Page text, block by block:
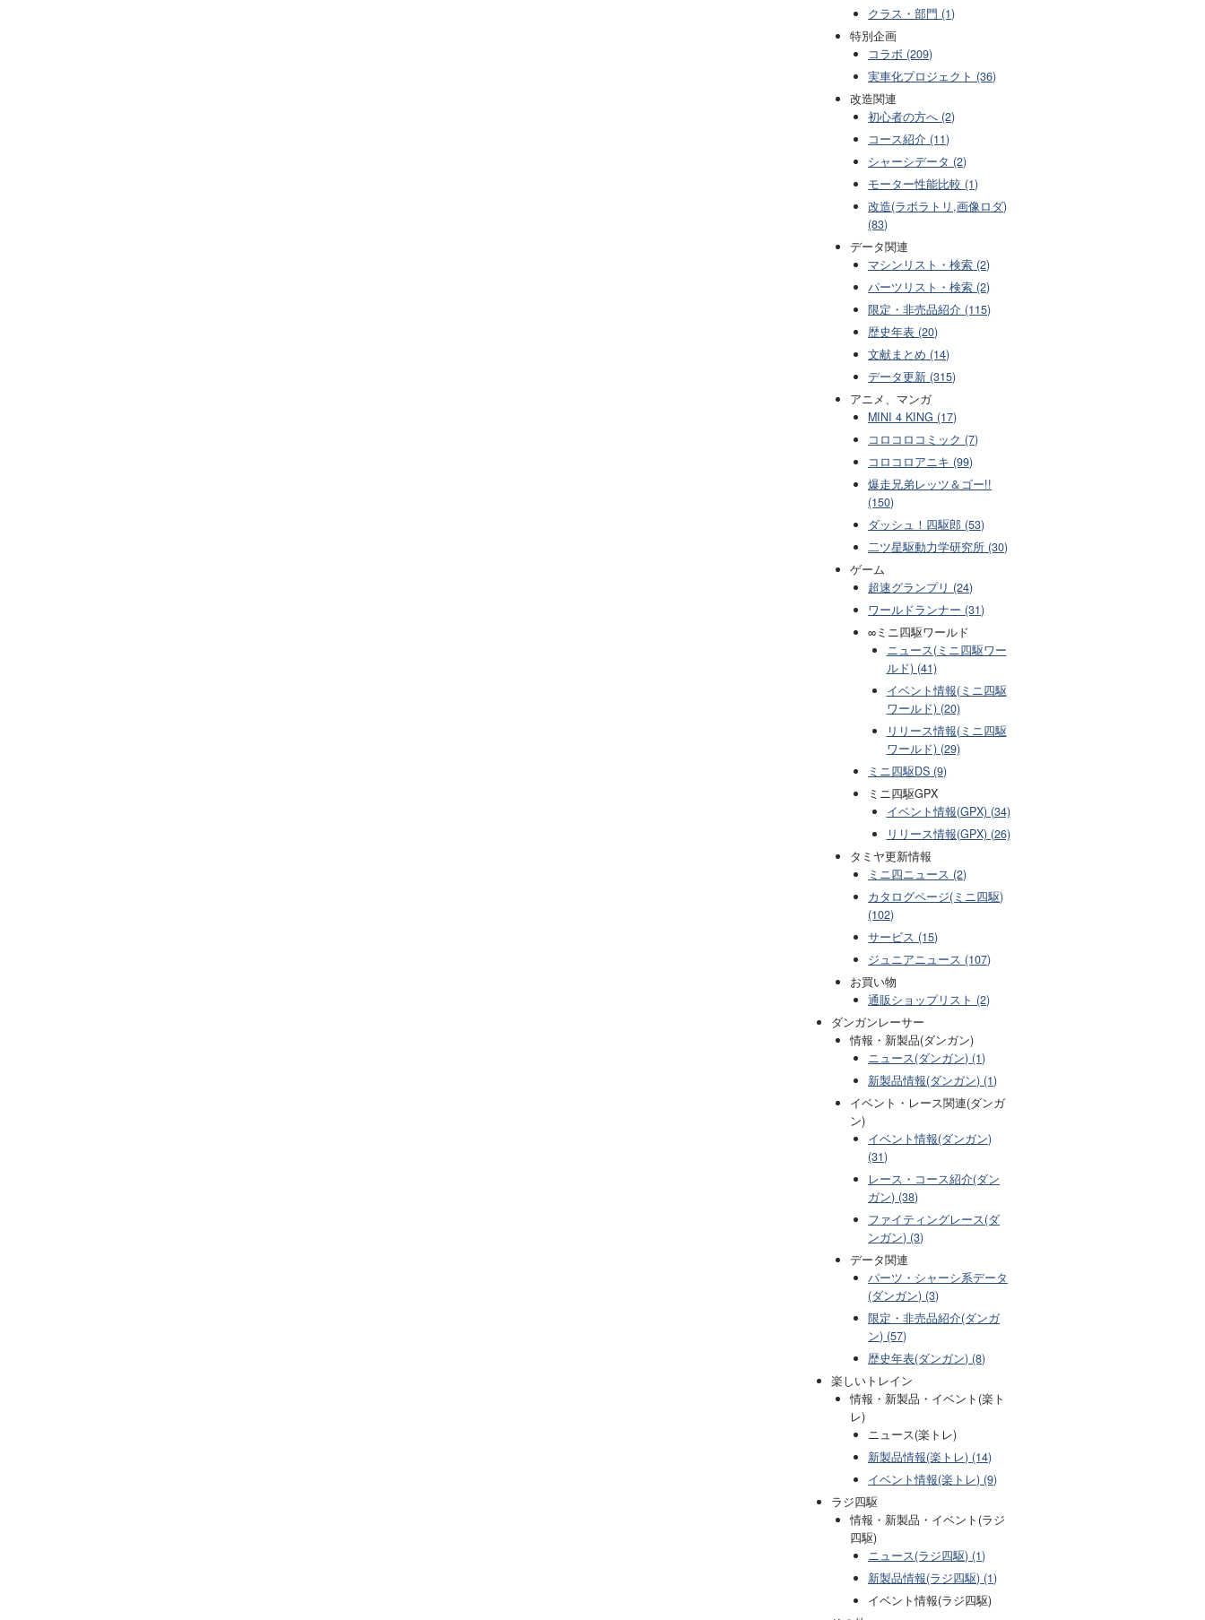
クラス・部門 (1)
特別企画
コラボ (209)
実車化プロジェクト (36)
改造関連
初心者の方へ (2)
コース紹介 (11)
シャーシデータ (2)
モーター性能比較 (1)
改造(ラボラトリ,画像ロダ)
(83)
データ関連
マシンリスト・検索 (2)
パーツリスト・検索 (2)
限定・非売品紹介 (115)
歴史年表 (20)
文献まとめ (14)
データ更新 (315)
アニメ、マンガ
MINI 4 KING (17)
コロコロコミック (7)
コロコロアニキ (99)
爆走兄弟レッツ＆ゴー!!
(150)
ダッシュ！四駆郎 (53)
二ツ星駆動力学研究所 (30)
ゲーム
超速グランプリ (24)
ワールドランナー (31)
∞ミニ四駆ワールド
ニュース(ミニ四駆ワー
ルド) (41)
イベント情報(ミニ四駆
ワールド) (20)
リリース情報(ミニ四駆
ワールド) (29)
ミニ四駆DS (9)
ミニ四駆GPX
イベント情報(GPX) (34)
リリース情報(GPX) (26)
タミヤ更新情報
ミニ四ニュース (2)
カタログページ(ミニ四駆)
(102)
サービス (15)
ジュニアニュース (107)
お買い物
通販ショップリスト (2)
ダンガンレーサー
情報・新製品(ダンガン)
ニュース(ダンガン) (1)
新製品情報(ダンガン) (1)
イベント・レース関連(ダンガ
ン)
イベント情報(ダンガン)
(31)
レース・コース紹介(ダン
ガン) (38)
ファイティングレース(ダ
ンガン) (3)
データ関連
パーツ・シャーシ系データ
(ダンガン) (3)
限定・非売品紹介(ダンガ
ン) (57)
歴史年表(ダンガン) (8)
楽しいトレイン
情報・新製品・イベント(楽ト
レ)
ニュース(楽トレ)
新製品情報(楽トレ) (14)
イベント情報(楽トレ) (9)
ラジ四駆
情報・新製品・イベント(ラジ
四駆)
ニュース(ラジ四駆) (1)
新製品情報(ラジ四駆) (1)
イベント情報(ラジ四駆)